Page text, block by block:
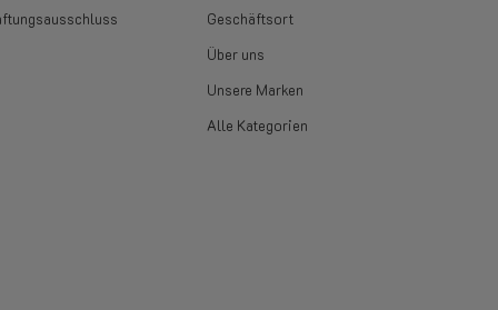
Geschäftsort
Über uns
Unsere Marken
Alle Kategorien